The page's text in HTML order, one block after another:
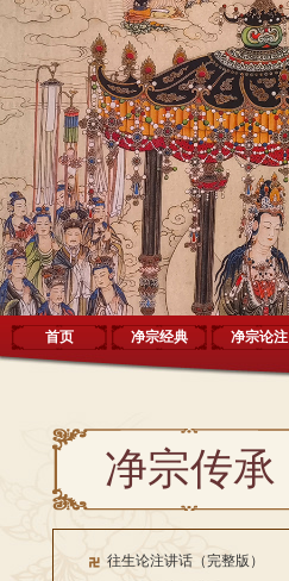
首页 净宗经典 净宗论注
净宗传承
往生论注讲话（完整版）